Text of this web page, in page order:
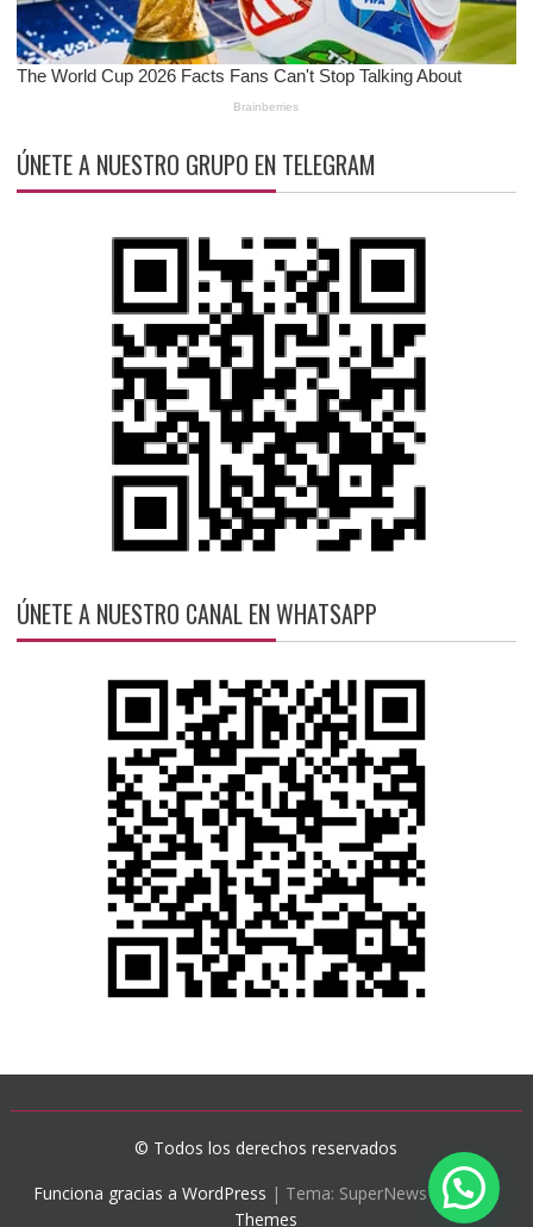
ÚNETE A NUESTRO GRUPO EN TELEGRAM
ÚNETE A NUESTRO CANAL EN WHATSAPP
© Todos los derechos reservados
Funciona gracias a WordPress | Tema: SuperNews deAcme
Themes